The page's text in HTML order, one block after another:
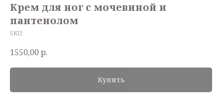
Крем для ног с мочевиной и
пантенолом
SKU:
1550,00р.
Купить